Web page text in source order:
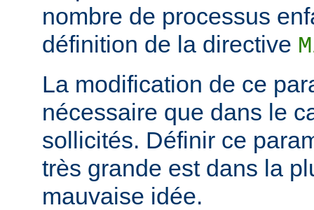
nombre de processus
définition de la directive
La modification de ce
nécessaire que dans le
sollicités. Définir ce
très grande est dans la
mauvaise idée.